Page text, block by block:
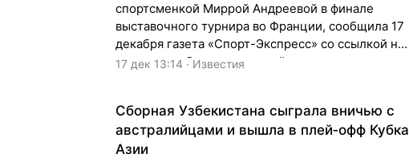
спортсменкой Миррой Андреевой в финале
выставочного турнира во Франции, сообщила 17
декабря газета «Спорт-Экспресс» со ссылкой на
пресс-службу соревнований.
17 дек 13:14 · Известия
Сборная Узбекистана сыграла вничью с
австралийцами и вышла в плей‑офф Кубка
Азии